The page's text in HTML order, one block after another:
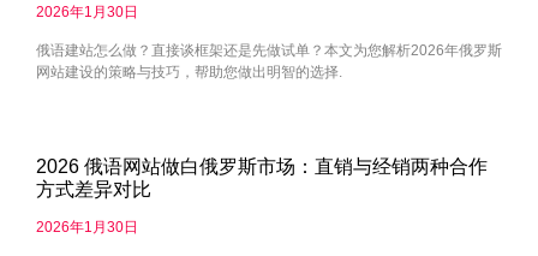
2026年1月30日
俄语建站怎么做？直接谈框架还是先做试单？本文为您解析2026年俄罗斯
网站建设的策略与技巧，帮助您做出明智的选择.
2026 俄语网站做白俄罗斯市场：直销与经销两种合作
方式差异对比
2026年1月30日